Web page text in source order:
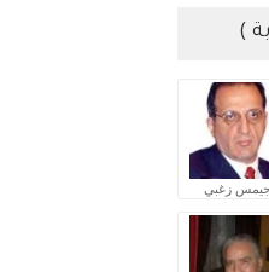
)
جيمس زغبي